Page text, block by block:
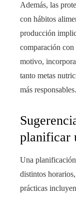
Además, las
con hábitos
producción
comparación con
motivo,
tanto metas
más responsables.
planificar
Una
distintos
prácticas